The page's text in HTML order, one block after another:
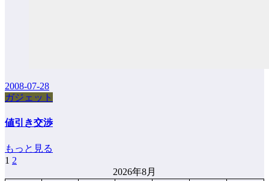
2008-07-28
ガジェット
値引き交渉
もっと見る
投
1 2
2026年8月